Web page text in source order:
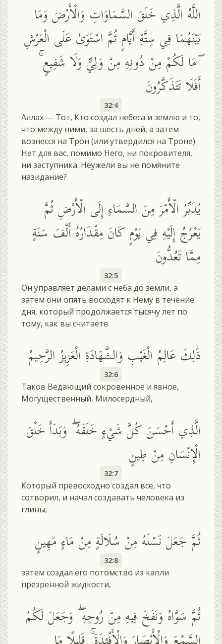
اللَّهُ الَّذِي خَلَقَ السَّمَاوَاتِ وَالْأَرْضَ وَمَا
بَيْنَهُمَا فِي سِتَّةِ أَيَّامٍ ثُمَّ اسْتَوَىٰ عَلَى الْعَرْشِ
ۖ مَا لَكُمْ مِنْ دُونِهِ مِنْ وَلِيٍّ وَلَا شَفِيعٍ ۚ
أَفَلَا تَتَذَكَّرُونَ
32:4
Аллах — Тот, Кто создал небеса и землю и то,
что между ними, за шесть дней, а затем
вознесся на Трон (или утвердился на Троне).
Нет для вас, помимо Него, ни покровителя,
ни заступника. Неужели вы не помяните
назидание?
يُدَبِّرُ الْأَمْرَ مِنَ السَّمَاءِ إِلَى الْأَرْضِ ثُمَّ
يَعْرُجُ إِلَيْهِ فِي يَوْمٍ كَانَ مِقْدَارُهُ أَلْفَ سَنَةٍ
مِمَّا تَعُدُّونَ
32:5
Он управляет делами с неба до земли, а
затем они опять восходят к Нему в течение
дня, который продолжается тысячу лет по
тому, как вы считаете.
ذَٰلِكَ عَالِمُ الْغَيْبِ وَالشَّهَادَةِ الْعَزِيزُ الرَّحِيمُ
32:6
Таков Ведающий сокровенное и явное,
Могущественный, Милосердный,
الَّذِي أَحْسَنَ كُلَّ شَيْءٍ خَلَقَهُ ۖ وَبَدَأَ خَلْقَ
الْإِنْسَانِ مِنْ طِينٍ
32:7
Который превосходно создал все, что
сотворил, и начал создавать человека из
глины,
ثُمَّ جَعَلَ نَسْلَهُ مِنْ سُلَالَةٍ مِنْ مَاءٍ مَهِينٍ
32:8
затем создал его потомство из капли
презренной жидкости,
ثُمَّ سَوَّاهُ وَنَفَخَ فِيهِ مِنْ رُوحِهِ ۖ وَجَعَلَ لَكُمُ